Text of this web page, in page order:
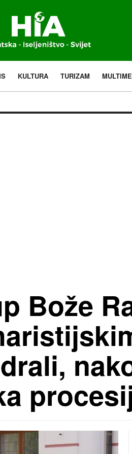
KULTURA TURIZAM
Bože